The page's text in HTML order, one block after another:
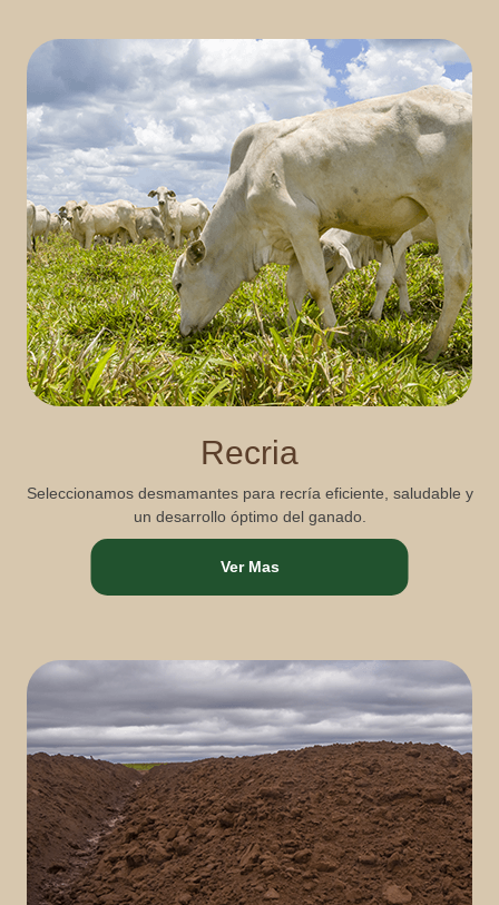
Recria
Seleccionamos desmamantes para recría eficiente, saludable y
un desarrollo óptimo del ganado.
Ver Mas